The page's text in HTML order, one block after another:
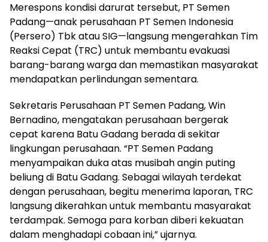
Merespons kondisi darurat tersebut, PT Semen
Padang—anak perusahaan PT Semen Indonesia
(Persero) Tbk atau SIG—langsung mengerahkan Tim
Reaksi Cepat (TRC) untuk membantu evakuasi
barang-barang warga dan memastikan masyarakat
mendapatkan perlindungan sementara.
Sekretaris Perusahaan PT Semen Padang, Win
Bernadino, mengatakan perusahaan bergerak
cepat karena Batu Gadang berada di sekitar
lingkungan perusahaan. “PT Semen Padang
menyampaikan duka atas musibah angin puting
beliung di Batu Gadang. Sebagai wilayah terdekat
dengan perusahaan, begitu menerima laporan, TRC
langsung dikerahkan untuk membantu masyarakat
terdampak. Semoga para korban diberi kekuatan
dalam menghadapi cobaan ini,” ujarnya.